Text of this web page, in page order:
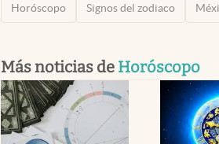
Horóscopo Signos del zodiaco
Más noticias de Horóscopo